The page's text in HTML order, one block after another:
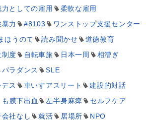
力としての雇用
柔軟な雇用
暴力 #8103
ワンストップ支援センター
ほうのて 読み聞かせ
道徳教育
制度 自転車旅 日本一周
相漕ぎ
パラダンス
SLE
ス
車いすアスリート
建設的対話
も膜下出血 左半身麻痺
セルフケア
社なし 就活 居場所
NPO